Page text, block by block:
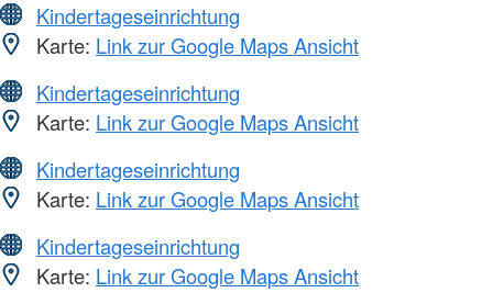
Kindertageseinrichtung
Karte: Link zur Google Maps Ansicht
Kindertageseinrichtung
Karte: Link zur Google Maps Ansicht
Kindertageseinrichtung
Karte: Link zur Google Maps Ansicht
Kindertageseinrichtung
Karte: Link zur Google Maps Ansicht